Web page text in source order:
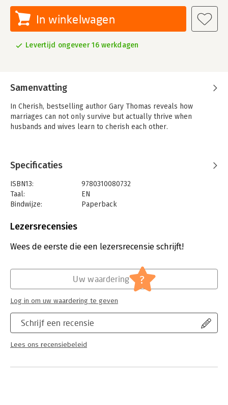
In winkelwagen
Levertijd ongeveer 16 werkdagen
Samenvatting
In Cherish, bestselling author Gary Thomas reveals how
marriages can not only survive but actually thrive when
husbands and wives learn to cherish each other.
Specificaties
ISBN13:
9780310080732
Taal:
EN
Bindwijze:
Paperback
Uitgever:
Lezersrecensies
Wees de eerste die een lezersrecensie schrijft!
Schrijf een recensie
Lees ons recensiebeleid
Uw waardering ?
Log in om uw waardering te geven